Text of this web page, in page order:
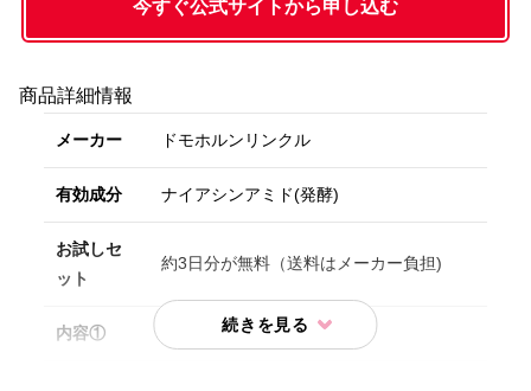
今すぐ公式サイトから申し込む
商品詳細情報
メーカー ドモホルンリンクル
有効成分 ナイアシンアミド(発酵)
お試しセ
ット
約3日分が無料（送料はメーカー負担)
内容①